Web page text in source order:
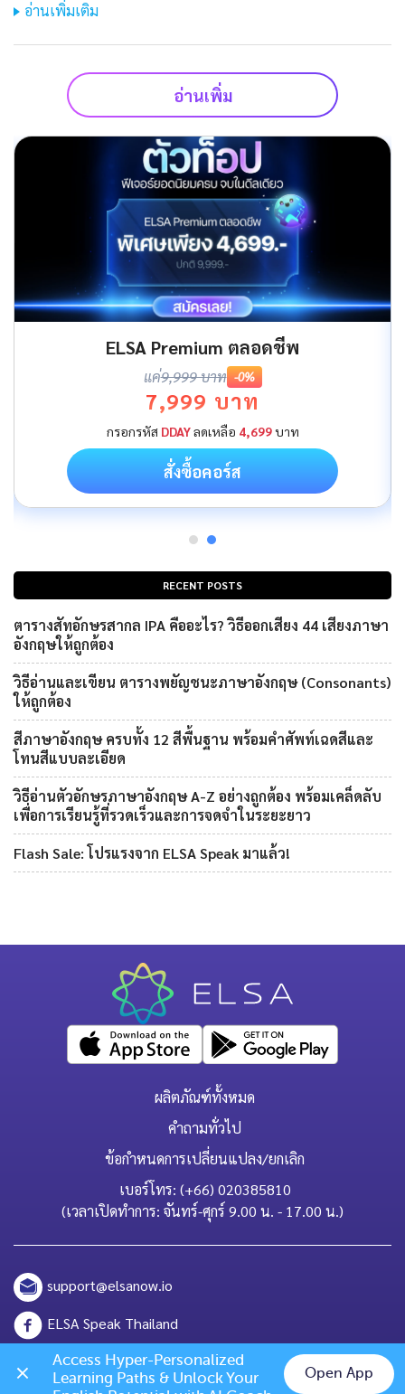
อ่านเพิ่มเติม
อ่านเพิ่ม
RECENT POSTS
ตารางสัทอักษรสากล IPA คืออะไร? วิธีออกเสียง 44 เสียงภาษา
อังกฤษให้ถูกต้อง
วิธีอ่านและเขียน ตารางพยัญชนะภาษาอังกฤษ (Consonants)
ให้ถูกต้อง
สีภาษาอังกฤษ ครบทั้ง 12 สีพื้นฐาน พร้อมคำศัพท์เฉดสีและ
โทนสีแบบละเอียด
วิธีอ่านตัวอักษรภาษาอังกฤษ A-Z อย่างถูกต้อง พร้อมเคล็ดลับ
เพื่อการเรียนรู้ที่รวดเร็วและการจดจำในระยะยาว
Flash Sale: โปรแรงจาก ELSA Speak มาแล้ว!
ELSA Premium ตลอดชีพ
แค่9,999 บาท -0%
7,999 บาท
กรอกรหัส DDAYลดเหลือ 4,699บาท
สั่งซื้อคอร์ส
ผลิตภัณฑ์ทั้งหมด
คำถามทั่วไป
ข้อกำหนดการเปลี่ยนแปลง/ยกเลิก
เบอร์โทร: (+66) 020385810
(เวลาเปิดทำการ: จันทร์-ศุกร์ 9.00 น. - 17.00 น.)
support@elsanow.io
ELSA Speak Thailand
Channel ID: @elsaspeak
Access Hyper-Personalized
Learning Paths & Unlock Your
Open App